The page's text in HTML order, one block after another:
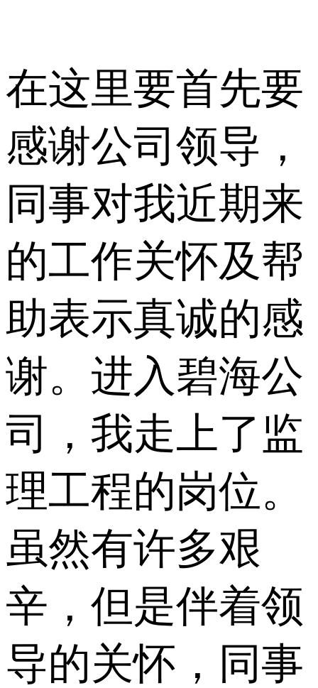
在这里要首先要
感谢公司领导，
同事对我近期来
的工作关怀及帮
助表示真诚的感
谢。进入碧海公
司，我走上了监
理工程的岗位。
虽然有许多艰
辛，但是伴着领
导的关怀，同事